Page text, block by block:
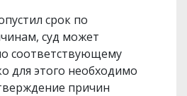
срок по
суд может
соответствующему
для этого необходимо
причин